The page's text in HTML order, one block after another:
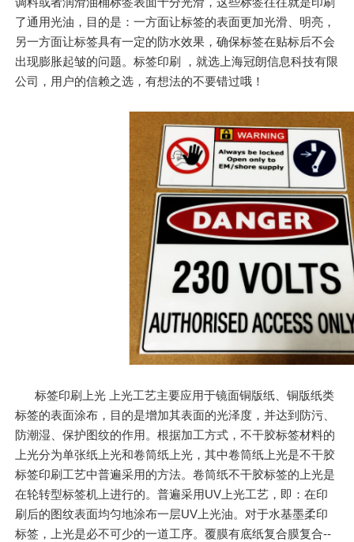
了通用光油，目的是：一方面让标签的表面更加光滑、明亮，
另一方面让标签具有一定的防水效果，确保标签在贴标后不会
出现膨胀起皱的问题。标签印刷 ，就选上海冠朗信息科技有限
公司，用户的信赖之选，有想法的不要错过哦！
标签印刷上光 上光工艺主要应用于镜面铜版纸、铜版纸类
标签的表面涂布，目的是增加其表面的光泽度，并达到防污、
防潮湿、保护图纹的作用。根据加工方式，不干胶标签材料的
上光分为单张纸上光和卷筒纸上光，其中卷筒纸上光是不干胶
标签印刷工艺中普遍采用的方法。卷筒纸不干胶标签的上光是
在轮转型标签机上进行的。普遍采用UV上光工艺，即：在印
刷后的图纹表面均匀地涂布一层UV上光油。对于水基墨柔印
标签，上光是必不可少的一道工序。覆膜有底纸复合膜复合--